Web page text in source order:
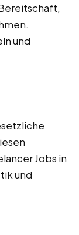
und
Jobs in
und